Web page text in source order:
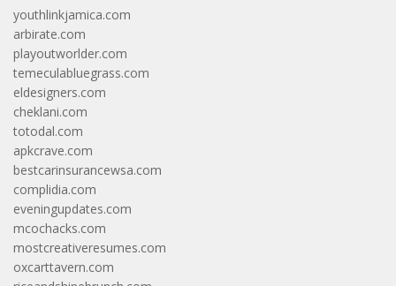
youthlinkjamica.com
arbirate.com
playoutworlder.com
temeculabluegrass.com
eldesigners.com
cheklani.com
totodal.com
apkcrave.com
bestcarinsurancewsa.com
complidia.com
eveningupdates.com
mcochacks.com
mostcreativeresumes.com
oxcarttavern.com